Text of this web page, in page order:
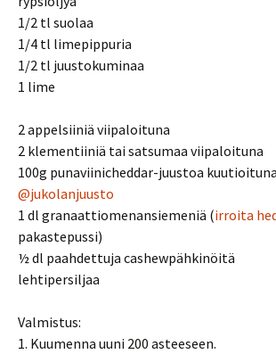
1/2 tl suolaa
1/4 tl limepippuria
1/2 tl juustokuminaa
1 lime
2 appelsiiniä viipaloituna
2 klementiiniä tai satsumaa viipaloituna
100g punaviinicheddar-juustoa
@jukolanjuusto
1 dl granaattiomenansiemeniä (irroita
pakastepussi)
½ dl paahdettuja cashewpähkinöitä
lehtipersiljaa
Valmistus:
1. Kuumenna uuni 200 asteeseen.